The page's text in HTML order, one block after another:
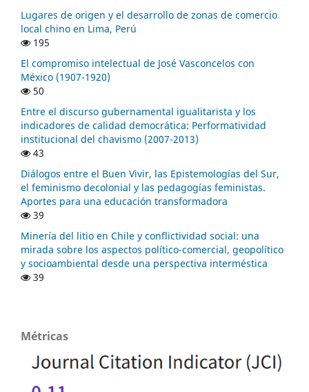
Lugares de origen y el desarrollo de zonas de comercio
local chino en Lima, Perú
195
El compromiso intelectual de José Vasconcelos con
México (1907-1920)
50
Entre el discurso gubernamental igualitarista y los
indicadores de calidad democrática: Performatividad
institucional del chavismo (2007-2013)
43
Diálogos entre el Buen Vivir, las Epistemologías del Sur,
el feminismo decolonial y las pedagogías feministas.
Aportes para una educación transformadora
39
Minería del litio en Chile y conflictividad social: una
mirada sobre los aspectos político-comercial, geopolítico
y socioambiental desde una perspectiva interméstica
39
Métricas